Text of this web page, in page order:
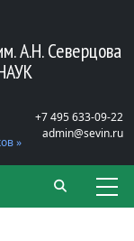
А.Н. Северцова
»
+7 495 633-09-22
admin@sevin.ru